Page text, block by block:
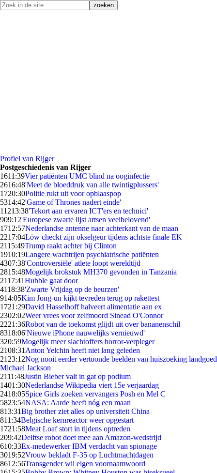
Profiel van Rijger
Postgeschiedenis van Rijger
1611:39Vier patiënten UMC blind na ooginfectie
2616:48'Meet de bloeddruk van alle twintigplussers'
1720:30Politie rukt uit voor opblaaspop
5314:42'Game of Thrones nadert einde'
11213:38'Tekort aan ervaren ICT'ers en technici'
909:12'Europese zwarte lijst artsen veelbelovend'
1712:57Nederlandse antenne naar achterkant van de maan
2217:04Löw checkt zijn okselgeur tijdens achtste finale EK
2115:49Trump raakt achter bij Clinton
1910:19Langere wachtrijen psychiatrische patiënten
4307:38'Controversiële' atlete loopt wereldtijd
2815:48Mogelijk brokstuk MH370 gevonden in Tanzania
2117:41Hubble gaat door
4118:38'Zwarte Vrijdag op de beurzen'
914:05Kim Jong-un kijkt tevreden terug op rakettest
1721:29David Hasselhoff halveert alimentatie aan ex
2302:02Weer vrees voor zelfmoord Sinead O'Connor
2221:36Robot van de toekomst glijdt uit over bananenschil
8318:06'Nieuwe iPhone nauwelijks vernieuwd'
320:59Mogelijk meer slachtoffers horror-verpleger
2108:31 Anton Yelchin heeft niet lang geleden
21 23:12Nog nooit eerder vertoonde beelden van huiszoeking landgoed
Michael Jackson
2111:48Justin Bieber valt in gat op podium
1401:30Nederlandse Wikipedia viert 15e verjaardag
2418:05Spice Girls zoeken vervangers Posh en Mel C
5823:54NASA: Aarde heeft nóg een maan
813:31Big brother ziet alles op universiteit China
811:34Belgische kernreactor weer opgestart
1721:58Meat Loaf stort in tijdens optreden
209:42Delftse robot doet mee aan Amazon-wedstrijd
610:33Ex-medewerker IBM verdacht van spionage
3019:52Vrouw bekladt F-35 op Luchtmachtdagen
8612:56Transgender wil eigen voornaamwoord